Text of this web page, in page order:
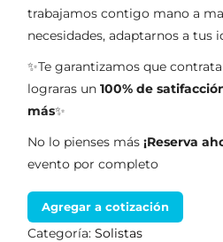
trabajamos contigo mano a
necesidades, adaptarnos a tus
✨Te garantizamos que
lograras un 100% de
más✨
No lo pienses más ¡Reserva
evento por completo
Agregar a cotización
Categoría: Solistas